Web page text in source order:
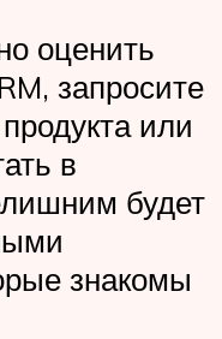
оценить
запросите
или
в
будет
знакомы